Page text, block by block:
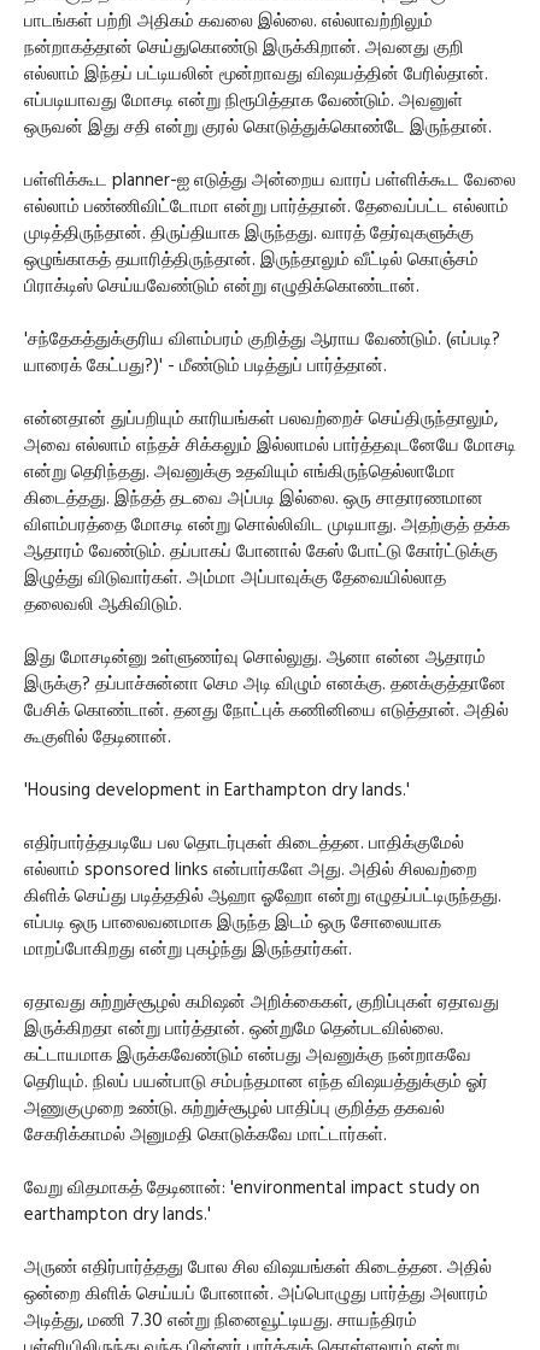
பாடங்கள் பற்றி அதிகம் கவலை இல்லை. எல்லாவற்றிலும்
நன்றாகத்தான் செய்துகொண்டு இருக்கிறான். அவனது குறி
எல்லாம் இந்தப் பட்டியலின் மூன்றாவது விஷயத்தின் பேரில்தான்.
எப்படியாவது மோசடி என்று நிரூபித்தாக வேண்டும். அவனுள்
ஒருவன் இது சதி என்று குரல் கொடுத்துக்கொண்டே இருந்தான்.
பள்ளிக்கூட planner-ஐ எடுத்து அன்றைய வாரப் பள்ளிக்கூட வேலை
எல்லாம் பண்ணிவிட்டோமா என்று பார்த்தான். தேவைப்பட்ட எல்லாம்
முடித்திருந்தான். திருப்தியாக இருந்தது. வாரத் தேர்வுகளுக்கு
ஒழுங்காகத் தயாரித்திருந்தான். இருந்தாலும் வீட்டில் கொஞ்சம்
பிராக்டிஸ் செய்யவேண்டும் என்று எழுதிக்கொண்டான்.
'சந்தேகத்துக்குரிய விளம்பரம் குறித்து ஆராய வேண்டும். (எப்படி?
யாரைக் கேட்பது?)' - மீண்டும் படித்துப் பார்த்தான்.
என்னதான் துப்பறியும் காரியங்கள் பலவற்றைச் செய்திருந்தாலும்,
அவை எல்லாம் எந்தச் சிக்கலும் இல்லாமல் பார்த்தவுடனேயே மோசடி
என்று தெரிந்தது. அவனுக்கு உதவியும் எங்கிருந்தெல்லாமோ
கிடைத்தது. இந்தத் தடவை அப்படி இல்லை. ஒரு சாதாரணமான
விளம்பரத்தை மோசடி என்று சொல்லிவிட முடியாது. அதற்குத் தக்க
ஆதாரம் வேண்டும். தப்பாகப் போனால் கேஸ் போட்டு கோர்ட்டுக்கு
இழுத்து விடுவார்கள். அம்மா அப்பாவுக்கு தேவையில்லாத
தலைவலி ஆகிவிடும்.
இது மோசடின்னு உள்ளுணர்வு சொல்லுது. ஆனா என்ன ஆதாரம்
இருக்கு? தப்பாச்சுன்னா செம அடி விழும் எனக்கு. தனக்குத்தானே
பேசிக் கொண்டான். தனது நோட்புக் கணினியை எடுத்தான். அதில்
கூகுளில் தேடினான்.
'Housing development in Earthampton dry lands.'
எதிர்பார்த்தபடியே பல தொடர்புகள் கிடைத்தன. பாதிக்குமேல்
எல்லாம் sponsored links என்பார்களே அது. அதில் சிலவற்றை
கிளிக் செய்து படித்ததில் ஆஹா ஓஹோ என்று எழுதப்பட்டிருந்தது.
எப்படி ஒரு பாலைவனமாக இருந்த இடம் ஒரு சோலையாக
மாறப்போகிறது என்று புகழ்ந்து இருந்தார்கள்.
ஏதாவது சுற்றுச்சூழல் கமிஷன் அறிக்கைகள், குறிப்புகள் ஏதாவது
இருக்கிறதா என்று பார்த்தான். ஒன்றுமே தென்படவில்லை.
கட்டாயமாக இருக்கவேண்டும் என்பது அவனுக்கு நன்றாகவே
தெரியும். நிலப் பயன்பாடு சம்பந்தமான எந்த விஷயத்துக்கும் ஓர்
அணுகுமுறை உண்டு. சுற்றுச்சூழல் பாதிப்பு குறித்த தகவல்
சேகரிக்காமல் அனுமதி கொடுக்கவே மாட்டார்கள்.
வேறு விதமாகத் தேடினான்: 'environmental impact study on
earthampton dry lands.'
அருண் எதிர்பார்த்தது போல சில விஷயங்கள் கிடைத்தன. அதில்
ஒன்றை கிளிக் செய்யப் போனான். அப்பொழுது பார்த்து அலாரம்
அடித்து, மணி 7.30 என்று நினைவூட்டியது. சாயந்திரம்